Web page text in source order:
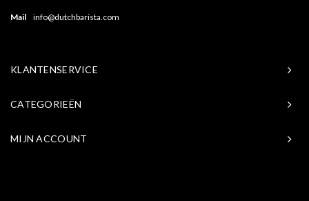
Mail info@dutchbarista.com
KLANTENSERVICE
CATEGORIEËN
MIJN ACCOUNT